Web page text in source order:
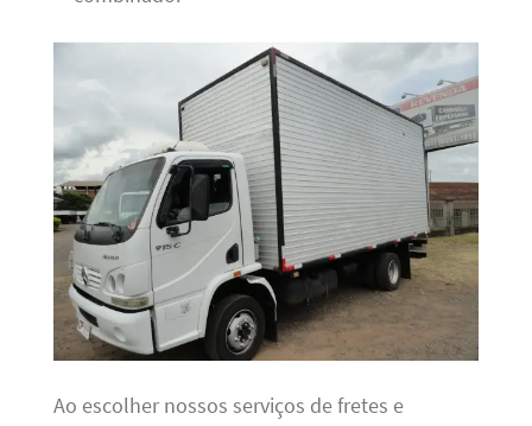
Ao escolher nossos serviços de fretes e